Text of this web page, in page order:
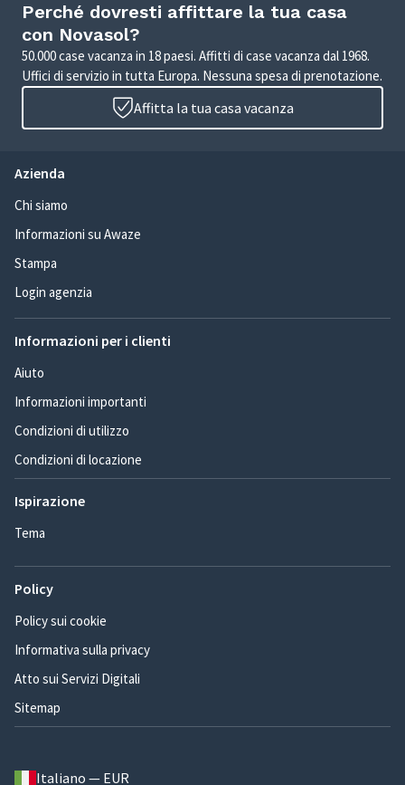
Perché dovresti affittare la tua casa
con Novasol?
50.000 case vacanza in 18 paesi. Affitti di case vacanza dal 1968.
Uffici di servizio in tutta Europa. Nessuna spesa di prenotazione.
Affitta la tua casa vacanza
Azienda
Chi siamo
Informazioni su Awaze
Stampa
Login agenzia
Informazioni per i clienti
Aiuto
Informazioni importanti
Condizioni di utilizzo
Condizioni di locazione
Ispirazione
Tema
Policy
Policy sui cookie
Informativa sulla privacy
Atto sui Servizi Digitali
Sitemap
Italiano — EUR